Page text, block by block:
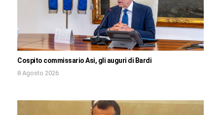
Cospito commissario Asi, gli auguri di Bardi
8 Agosto 2026